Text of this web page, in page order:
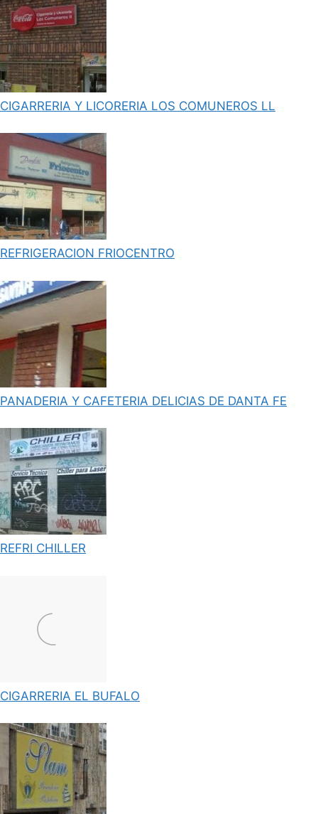
CIGARRERIA Y LICORERIA LOS COMUNEROS LL
REFRIGERACION FRIOCENTRO
PANADERIA Y CAFETERIA DELICIAS DE DANTA FE
REFRI CHILLER
CIGARRERIA EL BUFALO